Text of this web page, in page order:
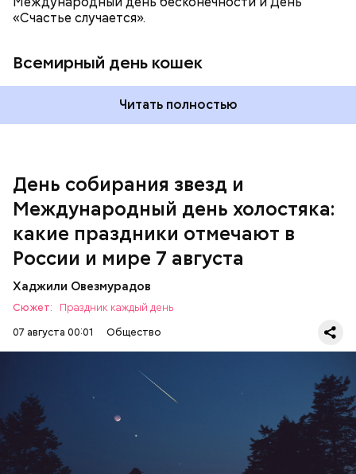
«Счастье случается».
Всемирный день кошек
Читать полностью
День собирания звезд и
Международный день холостяка:
какие праздники отмечают в
России и мире 7 августа
Хаджили Овезмурадов
Сюжет:
Праздник каждый день
07 августа 00:01
Общество
День собирания звезд учрежден в честь
метеорного потока Персеиды, который ежегодно
можно наблюдать в августе. Все любители
смотреть на звездопад 7 августа выезжают за
город — в местность, где нет светового
загрязнения и где можно невооруженным глазом
наблюдать за падающими звездами.
ЕДА ПРАЗДНИКИ
СЛАДОСТИ
— Кабачки, порезанные кубиками, нужно легко
обжарить на сковороде. К ним добавляются зелень
петрушки, чеснок, соль и оливковое масло.
Получается очень вкусно, — поделился рецептом
Копылов.
Спагетти из кабачков